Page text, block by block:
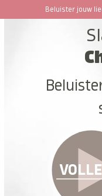
Beluister jouw
Open
Close